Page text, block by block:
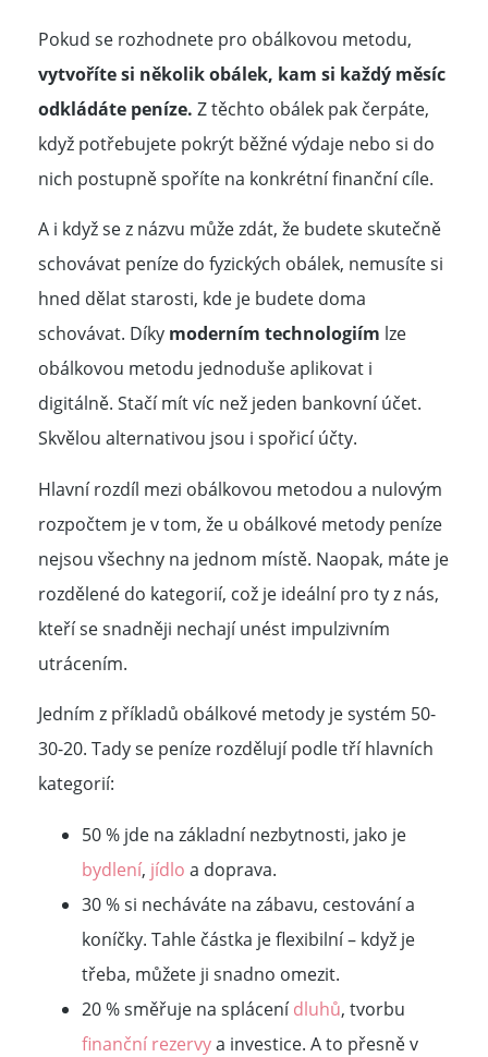
Pokud se rozhodnete pro obálkovou metodu,
vytvoříte si několik obálek, kam si každý měsíc
odkládáte peníze. Z těchto obálek pak čerpáte,
když potřebujete pokrýt běžné výdaje nebo si do
nich postupně spoříte na konkrétní finanční cíle.
A i když se z názvu může zdát, že budete skutečně
schovávat peníze do fyzických obálek, nemusíte si
hned dělat starosti, kde je budete doma
schovávat. Díky moderním technologiím lze
obálkovou metodu jednoduše aplikovat i
digitálně. Stačí mít víc než jeden bankovní účet.
Skvělou alternativou jsou i spořicí účty.
Hlavní rozdíl mezi obálkovou metodou a nulovým
rozpočtem je v tom, že u obálkové metody peníze
nejsou všechny na jednom místě. Naopak, máte je
rozdělené do kategorií, což je ideální pro ty z nás,
kteří se snadněji nechají unést impulzivním
utrácením.
Jedním z příkladů obálkové metody je systém 50-
30-20. Tady se peníze rozdělují podle tří hlavních
kategorií:
50 % jde na základní nezbytnosti, jako je
bydlení, jídlo a doprava.
30 % si necháváte na zábavu, cestování a
koníčky. Tahle částka je flexibilní – když je
třeba, můžete ji snadno omezit.
20 % směřuje na splácenídluhů, tvorbu
finanční rezervya investice. A to přesně v